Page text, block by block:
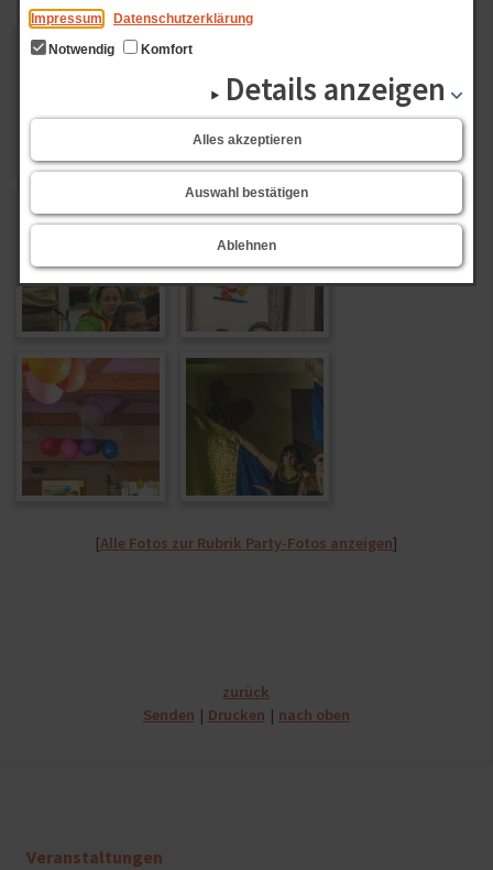
Impressum
Datenschutzerklärung
Notwendig
Komfort
Details anzeigen
Alles akzeptieren
Auswahl bestätigen
Ablehnen
[Alle Fotos zur Rubrik Party-Fotos anzeigen]
zurück
Senden
Drucken nach oben
Veranstaltungen